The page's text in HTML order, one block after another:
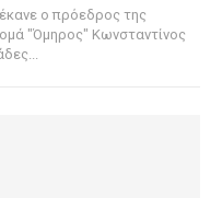
ο πρόεδρος της
"Όμηρος" Κωνσταντίνος